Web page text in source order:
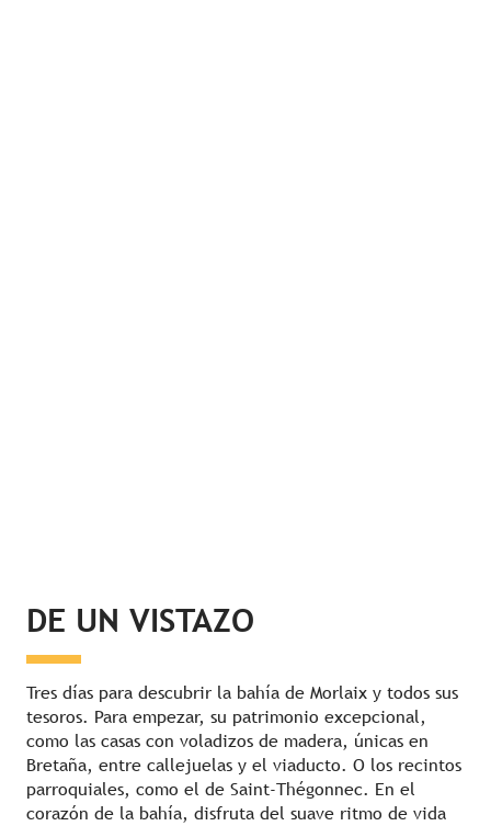
DE UN VISTAZO
Tres días para descubrir la bahía de Morlaix y todos sus
tesoros. Para empezar, su patrimonio excepcional,
como las casas con voladizos de madera, únicas en
Bretaña, entre callejuelas y el viaducto. O los recintos
parroquiales, como el de Saint-Thégonnec. En el
corazón de la bahía, disfruta del suave ritmo de vida